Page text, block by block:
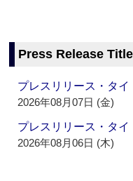
Press Release
プレスリリース・タ
2026年08月07日 (金)
プレスリリース・タ
2026年08月06日 (木)